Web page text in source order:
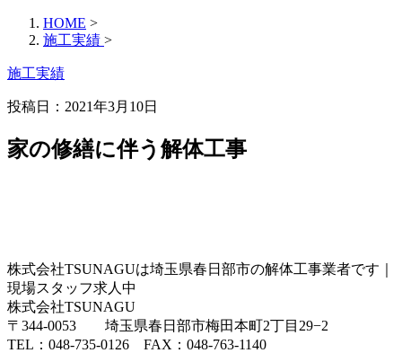
HOME >
施工実績 >
施工実績
投稿日：2021年3月10日
家の修繕に伴う解体工事
株式会社TSUNAGUは埼玉県春日部市の解体工事業者です｜
現場スタッフ求人中
株式会社TSUNAGU
〒344-0053 埼玉県春日部市梅田本町2丁目29−2
TEL：048-735-0126 FAX：048-763-1140